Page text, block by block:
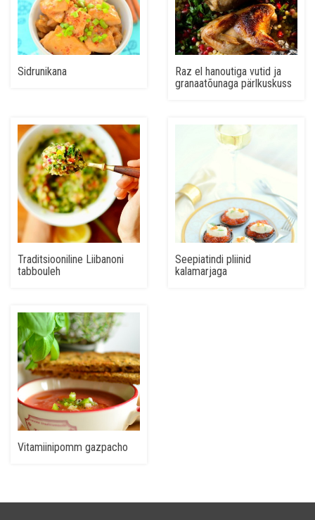
Sidrunikana
Raz el hanoutiga vutid ja
granaatõunaga pärlkuskuss
Traditsiooniline Liibanoni
tabbouleh
Seepiatindi pliinid
kalamarjaga
Vitamiinipomm gazpacho